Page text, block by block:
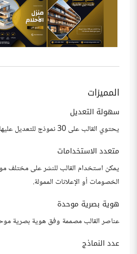
المميزات
سهولة التعديل
يحتوي القالب على 30 نموذج للتعديل عليها بكل سهولة سواء من حيث المقاسات أو الألوان أو الخطوط و الصور و الأشكال
متعدد الاستخدامات
يمكن استخدام القالب للنشر على مختلف
الخصومات أو الإعلانات الممولة.
هوية بصرية موحدة
عناصر القالب مصممة وفق هوية بصرية
عدد النماذج